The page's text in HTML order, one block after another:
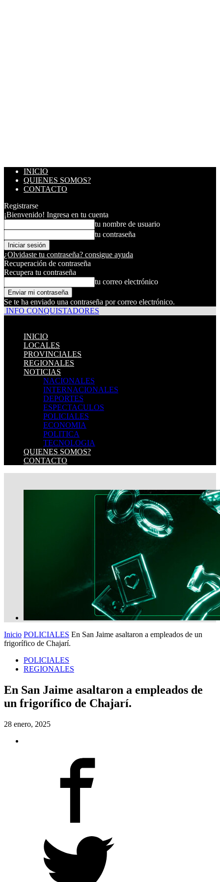
INICIO
QUIENES SOMOS?
CONTACTO
Registrarse
¡Bienvenido! Ingresa en tu cuenta
tu nombre de usuario
tu contraseña
¿Olvidaste tu contraseña? consigue ayuda
Recuperación de contraseña
Recupera tu contraseña
tu correo electrónico
Se te ha enviado una contraseña por correo electrónico.
INFO CONQUISTADORES
INICIO
LOCALES
PROVINCIALES
REGIONALES
NOTICIAS
NACIONALES
INTERNACIONALES
DEPORTES
ESPECTACULOS
POLICIALES
ECONOMIA
POLITICA
TECNOLOGIA
QUIENES SOMOS?
CONTACTO
Inicio POLICIALES En San Jaime asaltaron a empleados de un
frigorífico de Chajarí.
POLICIALES
REGIONALES
En San Jaime asaltaron a empleados de
un frigorífico de Chajarí.
28 enero, 2025